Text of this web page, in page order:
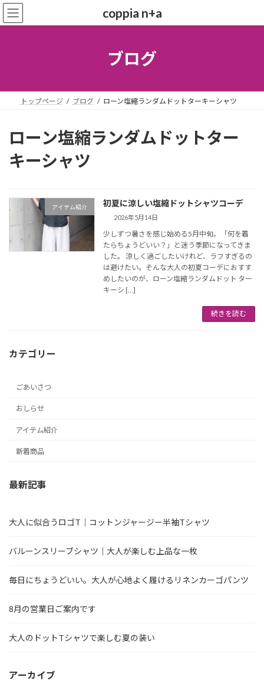
コ
ン
ナ
ビ
coppia n+a
ブログ
トップページ ブログ ローン塩縮ランダムドットターキーシャツ
ローン塩縮ランダムドットター
キーシャツ
アイテム紹介 初夏に涼しい塩縮ドットシャツコーデ
2026年5月14日
少しずつ暑さを感じ始める5月中旬。「何を着
たらちょうどいい？」と迷う季節になってきま
した。 涼しく過ごしたいけれど、ラフすぎるの
は避けたい。そんな大人の初夏コーデにおすす
めしたいのが、ローン塩縮ランダムドット ター
キーシ […]
続きを読む
カテゴリー
ごあいさつ
おしらせ
アイテム紹介
新着商品
最新記事
大人に似合うロゴT｜コットンジャージー半袖Tシャツ
バルーンスリーブシャツ｜大人が楽しむ上品な一枚
毎日にちょうどいい。大人が心地よく履けるリネンカーゴパンツ
8月の営業日ご案内です
大人のドットTシャツで楽しむ夏の装い
アーカイブ